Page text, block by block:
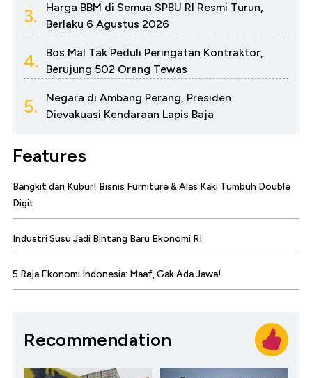
3.
Harga BBM di Semua SPBU RI Resmi Turun,
Berlaku 6 Agustus 2026
4.
Bos Mal Tak Peduli Peringatan Kontraktor,
Berujung 502 Orang Tewas
5.
Negara di Ambang Perang, Presiden
Dievakuasi Kendaraan Lapis Baja
Features
Bangkit dari Kubur! Bisnis Furniture & Alas Kaki Tumbuh Double
Digit
Industri Susu Jadi Bintang Baru Ekonomi RI
5 Raja Ekonomi Indonesia: Maaf, Gak Ada Jawa!
Recommendation